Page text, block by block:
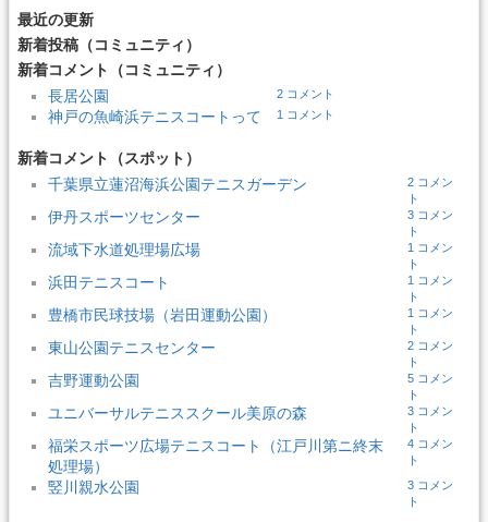
最近の更新
新着投稿（コミュニティ）
新着コメント（コミュニティ）
長居公園
2 コメント
神戸の魚崎浜テニスコートって 1 コメント
新着コメント（スポット）
千葉県立蓮沼海浜公園テニスガーデン
2 コメン
ト
伊丹スポーツセンター
3 コメン
ト
流域下水道処理場広場
1 コメン
ト
浜田テニスコート
1 コメン
ト
豊橋市民球技場（岩田運動公園）
1 コメン
ト
東山公園テニスセンター
2 コメン
ト
吉野運動公園
5 コメン
ト
ユニバーサルテニススクール美原の森
3 コメン
ト
福栄スポーツ広場テニスコート（江戸川第ニ終末
処理場）
4 コメン
ト
竪川親水公園
3 コメン
ト